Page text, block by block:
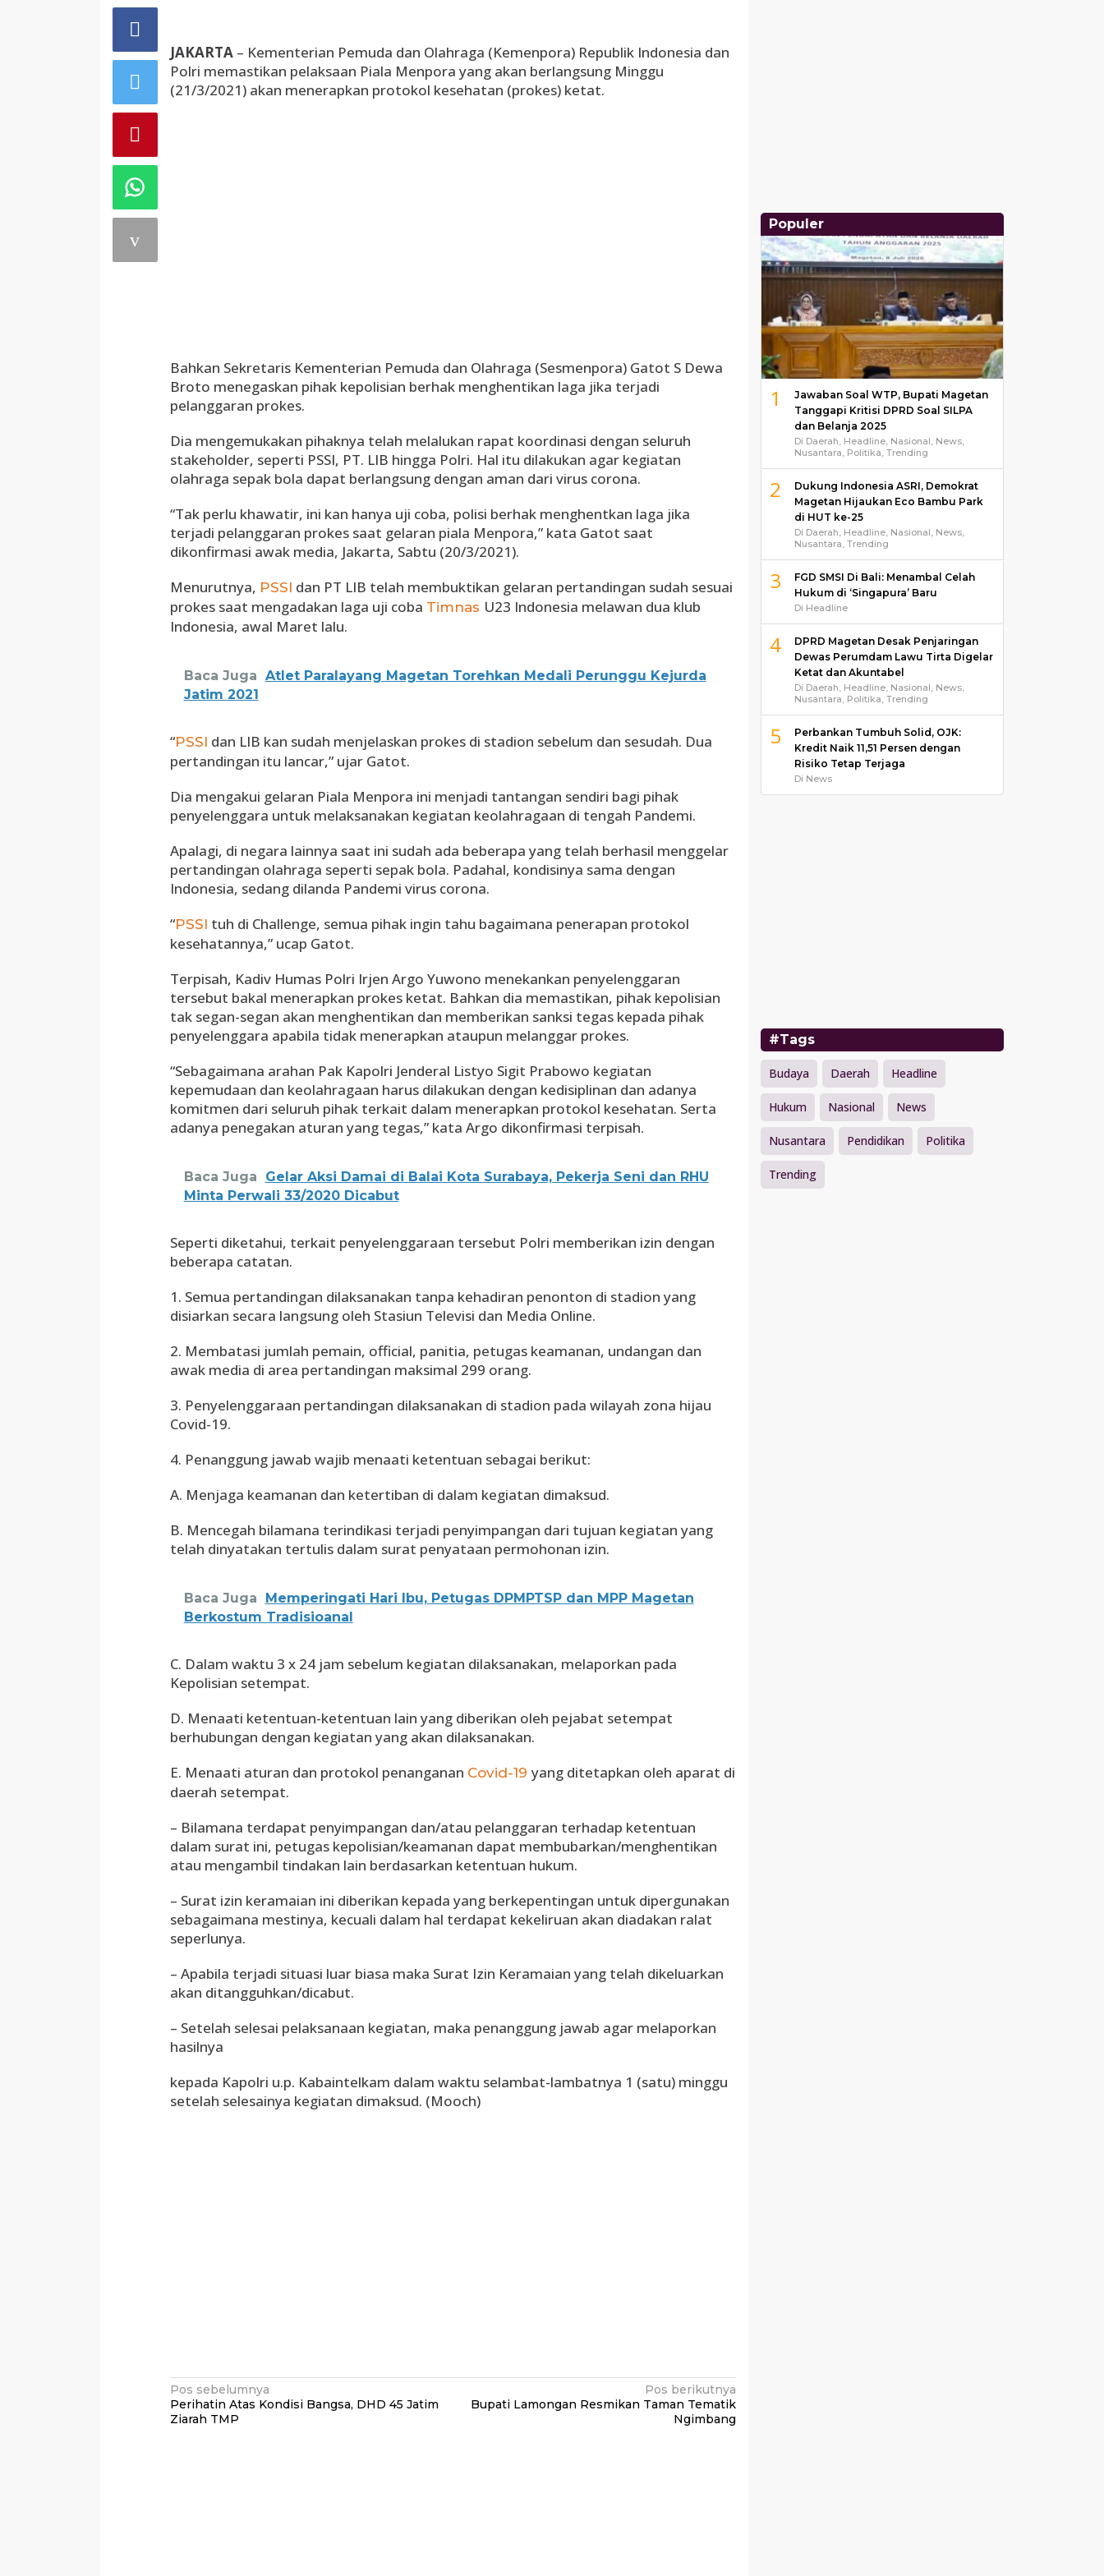
JAKARTA– Kementerian Pemuda dan Olahraga (Kemenpora) Republik Indonesia dan
Polri memastikan pelaksaan Piala Menpora yang akan berlangsung Minggu
(21/3/2021) akan menerapkan protokol kesehatan (prokes) ketat.
Bahkan Sekretaris Kementerian Pemuda dan Olahraga (Sesmenpora) Gatot S Dewa
Broto menegaskan pihak kepolisian berhak menghentikan laga jika terjadi
pelanggaran prokes.
Dia mengemukakan pihaknya telah melalukan rapat koordinasi dengan seluruh
stakeholder, seperti PSSI, PT. LIB hingga Polri. Hal itu dilakukan agar kegiatan
olahraga sepak bola dapat berlangsung dengan aman dari virus corona.
“Tak perlu khawatir, ini kan hanya uji coba, polisi berhak menghentkan laga jika
terjadi pelanggaran prokes saat gelaran piala Menpora,” kata Gatot saat
dikonfirmasi awak media, Jakarta, Sabtu (20/3/2021).
Menurutnya, PSSI dan PT LIB telah membuktikan gelaran pertandingan sudah sesuai
prokes saat mengadakan laga uji coba Timnas U23 Indonesia melawan dua klub
Indonesia, awal Maret lalu.
Baca Juga Atlet Paralayang Magetan Torehkan Medali Perunggu Kejurda
Jatim 2021
“PSSI dan LIB kan sudah menjelaskan prokes di stadion sebelum dan sesudah. Dua
pertandingan itu lancar,” ujar Gatot.
Dia mengakui gelaran Piala Menpora ini menjadi tantangan sendiri bagi pihak
penyelenggara untuk melaksanakan kegiatan keolahragaan di tengah Pandemi.
Apalagi, di negara lainnya saat ini sudah ada beberapa yang telah berhasil menggelar
pertandingan olahraga seperti sepak bola. Padahal, kondisinya sama dengan
Indonesia, sedang dilanda Pandemi virus corona.
“PSSI tuh di Challenge, semua pihak ingin tahu bagaimana penerapan protokol
kesehatannya,” ucap Gatot.
Terpisah, Kadiv Humas Polri Irjen Argo Yuwono menekankan penyelenggaran
tersebut bakal menerapkan prokes ketat. Bahkan dia memastikan, pihak kepolisian
tak segan-segan akan menghentikan dan memberikan sanksi tegas kepada pihak
penyelenggara apabila tidak menerapkan ataupun melanggar prokes.
“Sebagaimana arahan Pak Kapolri Jenderal Listyo Sigit Prabowo kegiatan
kepemudaan dan keolahragaan harus dilakukan dengan kedisiplinan dan adanya
komitmen dari seluruh pihak terkait dalam menerapkan protokol kesehatan. Serta
adanya penegakan aturan yang tegas,” kata Argo dikonfirmasi terpisah.
Baca Juga
Gelar Aksi Damai di Balai Kota Surabaya, Pekerja Seni dan RHU
Minta Perwali 33/2020 Dicabut
Seperti diketahui, terkait penyelenggaraan tersebut Polri memberikan izin dengan
beberapa catatan.
1. Semua pertandingan dilaksanakan tanpa kehadiran penonton di stadion yang
disiarkan secara langsung oleh Stasiun Televisi dan Media Online.
2. Membatasi jumlah pemain, official, panitia, petugas keamanan, undangan dan
awak media di area pertandingan maksimal 299 orang.
3. Penyelenggaraan pertandingan dilaksanakan di stadion pada wilayah zona hijau
Covid-19.
4. Penanggung jawab wajib menaati ketentuan sebagai berikut:
A. Menjaga keamanan dan ketertiban di dalam kegiatan dimaksud.
B. Mencegah bilamana terindikasi terjadi penyimpangan dari tujuan kegiatan yang
telah dinyatakan tertulis dalam surat penyataan permohonan izin.
Baca Juga
Memperingati Hari Ibu, Petugas DPMPTSP dan MPP Magetan
Berkostum Tradisioanal
C. Dalam waktu 3 x 24 jam sebelum kegiatan dilaksanakan, melaporkan pada
Kepolisian setempat.
D. Menaati ketentuan-ketentuan lain yang diberikan oleh pejabat setempat
berhubungan dengan kegiatan yang akan dilaksanakan.
E. Menaati aturan dan protokol penanganan Covid-19 yang ditetapkan oleh aparat di
daerah setempat.
– Bilamana terdapat penyimpangan dan/atau pelanggaran terhadap ketentuan
dalam surat ini, petugas kepolisian/keamanan dapat membubarkan/menghentikan
atau mengambil tindakan lain berdasarkan ketentuan hukum.
– Surat izin keramaian ini diberikan kepada yang berkepentingan untuk dipergunakan
sebagaimana mestinya, kecuali dalam hal terdapat kekeliruan akan diadakan ralat
seperlunya.
– Apabila terjadi situasi luar biasa maka Surat Izin Keramaian yang telah dikeluarkan
akan ditangguhkan/dicabut.
– Setelah selesai pelaksanaan kegiatan, maka penanggung jawab agar melaporkan
hasilnya
kepada Kapolri u.p. Kabaintelkam dalam waktu selambat-lambatnya 1 (satu) minggu
setelah selesainya kegiatan dimaksud. (Mooch)
Navigasi
pos
Pos sebelumnya
Perihatin Atas Kondisi Bangsa, DHD 45 Jatim
Ziarah TMP
Pos berikutnya
Bupati Lamongan Resmikan Taman Tematik
Ngimbang
Populer
1
Jawaban Soal WTP, Bupati Magetan
Tanggapi Kritisi DPRD Soal SILPA
dan Belanja 2025
Di Daerah, Headline, Nasional, News,
Nusantara, Politika, Trending
2
Dukung Indonesia ASRI, Demokrat
Magetan Hijaukan Eco Bambu Park
di HUT ke-25
Di Daerah, Headline, Nasional, News,
Nusantara, Trending
3
FGD SMSI Di Bali: Menambal Celah
Hukum di ‘Singapura’ Baru
Di Headline
4
DPRD Magetan Desak Penjaringan
Dewas Perumdam Lawu Tirta Digelar
Ketat dan Akuntabel
Di Daerah, Headline, Nasional, News,
Nusantara, Politika, Trending
5
Perbankan Tumbuh Solid, OJK:
Kredit Naik 11,51 Persen dengan
Risiko Tetap Terjaga
Di News
#Tags
Budaya Daerah Headline
Hukum Nasional News
Nusantara Pendidikan Politika
Trending